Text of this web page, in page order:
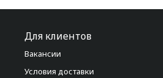
Для клиентов
Вакансии
Условия доставки